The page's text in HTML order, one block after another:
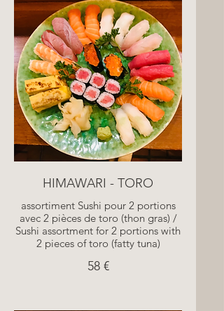
HIMAWARI - TORO
assortiment Sushi pour 2 portions
avec 2 pièces de toro (thon gras) /
Sushi assortment for 2 portions with
2 pieces of toro (fatty tuna)
58 €